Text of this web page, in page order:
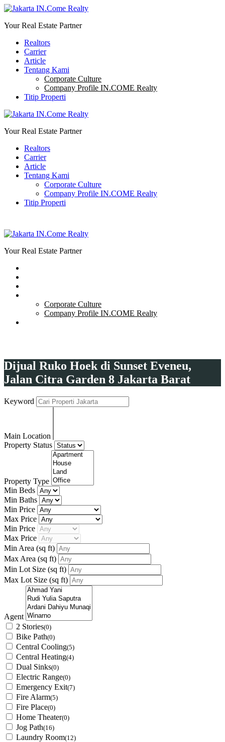
Your Real Estate Partner
Realtors
Carrier
Article
Tentang Kami
Corporate Culture
Company Profile IN.COME Realty
Titip Properti
Your Real Estate Partner
Realtors
Carrier
Article
Tentang Kami
Corporate Culture
Company Profile IN.COME Realty
Titip Properti
Your Real Estate Partner
Corporate Culture
Company Profile IN.COME Realty
Dijual Ruko Hoek di Sunset Eveneu,
Jalan Citra Garden 8 Jakarta Barat
Keyword
Main Location
Property Status
Property Type
Min Beds
Min Baths
Min Price
Max Price
Min Price
Max Price
Min Area (sq ft)
Max Area (sq ft)
Min Lot Size (sq ft)
Max Lot Size (sq ft)
Agent
2 Stories(0)
Bike Path(0)
Central Cooling(5)
Central Heating(4)
Dual Sinks(0)
Electric Range(0)
Emergency Exit(7)
Fire Alarm(5)
Fire Place(0)
Home Theater(0)
Jog Path(16)
Laundry Room(12)